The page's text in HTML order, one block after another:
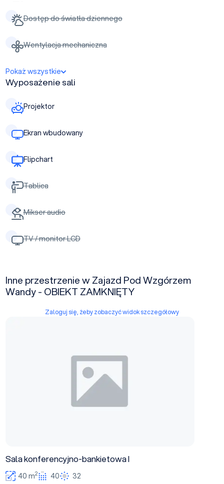
Dostęp do światła dziennego
Wentylacja mechaniczna
Pokaż wszystkie
Wyposażenie sali
Projektor
Ekran wbudowany
Flipchart
Tablica
Mikser audio
TV / monitor LCD
Inne przestrzenie w Zajazd Pod Wzgórzem
Wandy - OBIEKT ZAMKNIĘTY
Zaloguj się, żeby zobaczyć widok szczegółowy
Sala konferencyjno-bankietowa I
40 m2 40 32